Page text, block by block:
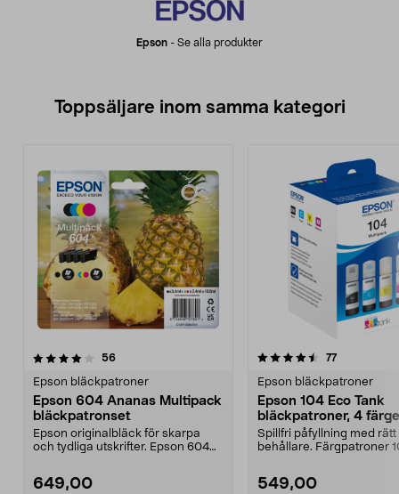
Epson - Se alla produkter
Toppsäljare inom samma kategori
56recensioner
Epson bläckpatroner
Epson 604 Ananas Multipack
bläckpatronset
Epson originalbläck för skarpa
och tydliga utskrifter. Epson 604
649,00
4.5 av 5 stjärnor 77recensioner
Epson bläckpatroner
Epson 104 Eco Tank
bläckpatroner, 4
Spillfri påfyllning med rätt
behållare. Färgpatroner
549,00
4.5 av 5 stjärnor